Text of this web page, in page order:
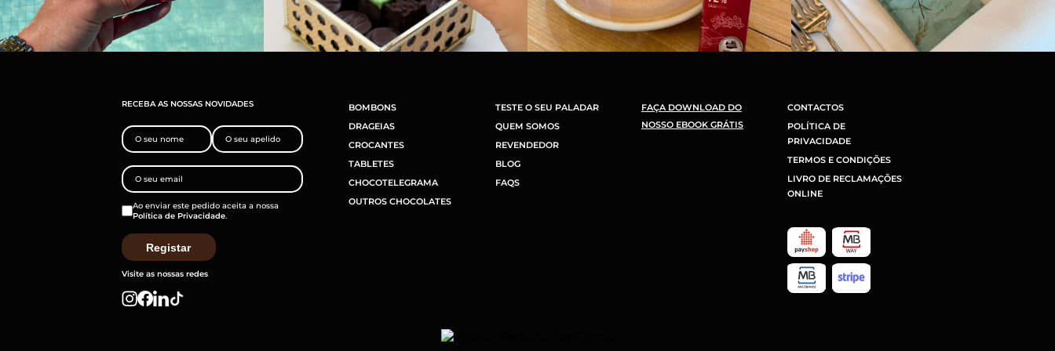
RECEBA AS NOSSAS NOVIDADES
Ao enviar este pedido aceita a nossa
Política de Privacidade.
Visite as nossas redes
BOMBONS
DRAGEIAS
CROCANTES
TABLETES
CHOCOTELEGRAMA
OUTROS CHOCOLATES
TESTE O SEU PALADAR
QUEM SOMOS
REVENDEDOR
BLOG
FAQS
FAÇA DOWNLOAD DO
NOSSO EBOOK GRÁTIS
CONTACTOS
POLÍTICA DE
PRIVACIDADE
TERMOS E CONDIÇÕES
LIVRO DE RECLAMAÇÕES
ONLINE